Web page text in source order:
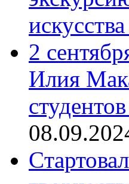
2
Илия